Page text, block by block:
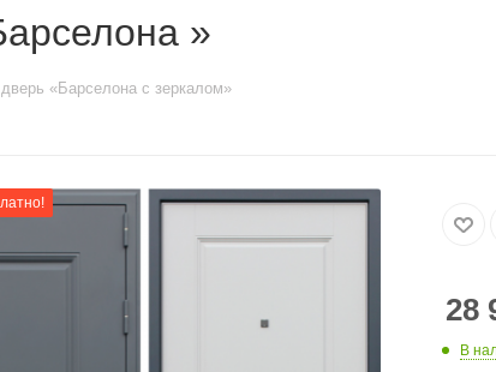
»
«Барселона с зеркалом»
28
В